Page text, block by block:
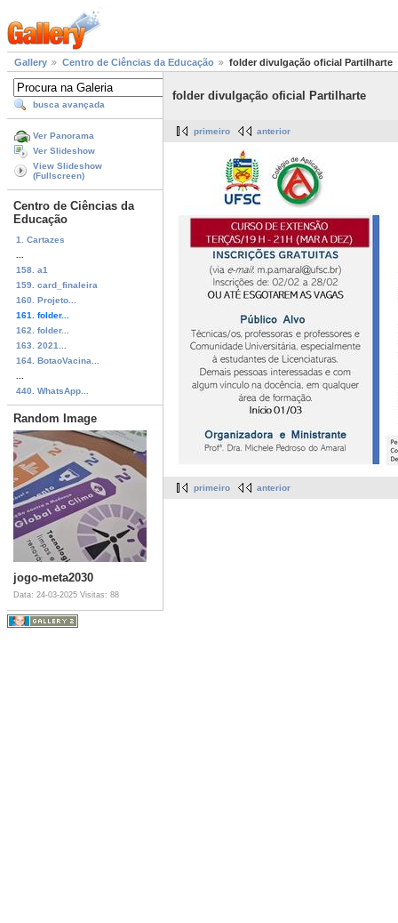
Gallery Centro de Ciências da Educação folder divulgação oficial Partilharte
busca avançada
Ver Panorama
Ver Slideshow
View Slideshow
(Fullscreen)
Centro de Ciências da
Educação
1. Cartazes
158. a1
159. card_finaleira
160. Projeto...
161. folder...
162. folder...
163. 2021...
164. BotaoVacina...
440. WhatsApp...
Random Image
jogo-meta2030
Data: 24-03-2025 Visitas: 88
folder divulgação oficial Partilharte
primeiro anterior
primeiro anterior